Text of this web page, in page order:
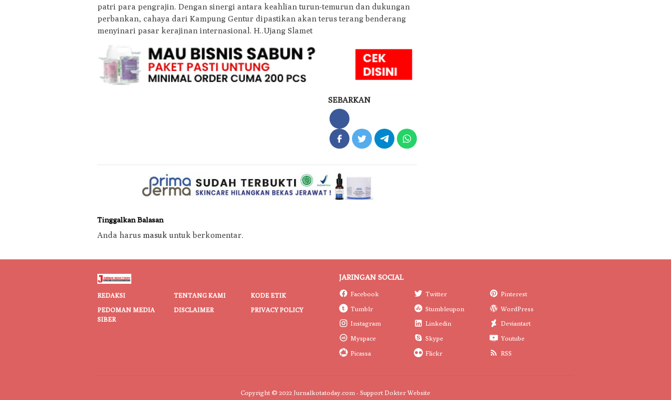
patri para pengrajin. Dengan sinergi antara keahlian turun-temurun dan dukungan
perbankan, cahaya dari Kampung Gentur dipastikan akan terus terang benderang
menyinari pasar kerajinan internasional. H..Ujang Slamet
SEBARKAN
Tinggalkan Balasan
Anda harus masuk untuk berkomentar.
REDAKSI TENTANG KAMI
KODE ETIK
PEDOMAN MEDIA
SIBER
DISCLAIMER PRIVACY POLICY
JARINGAN SOCIAL
Facebook Twitter
Pinterest
Tumblr
Stumbleupon
WordPress
Instagram
Linkedin
Deviantart
Myspace
Skype
Youtube
Picassa
Flickr RSS
Copyright © 2022 Jurnalkotatoday.com - Support Dokter Website